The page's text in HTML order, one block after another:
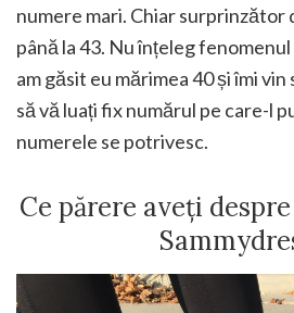
numere mari. Chiar surprinzător
până la 43. Nu înțeleg
am găsit eu mărimea 40 și îmi
să vă luați fix numărul pe care-l
numerele se potrivesc.
Ce părere aveți